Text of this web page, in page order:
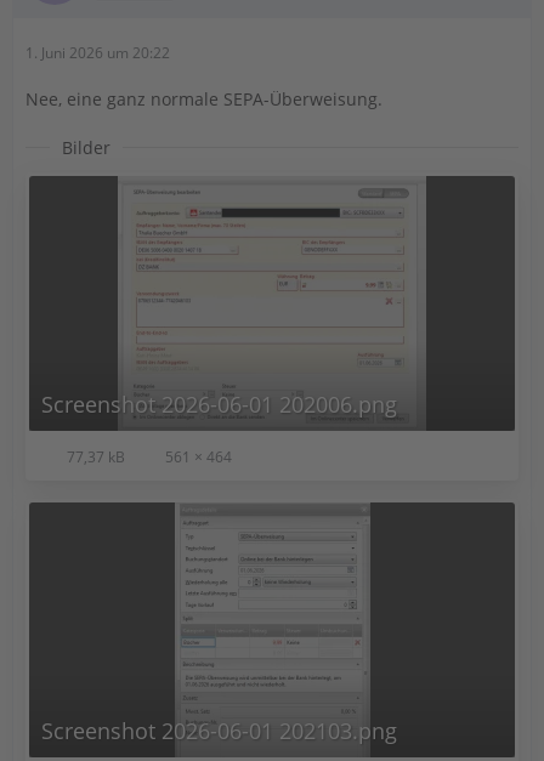
1. Juni 2026 um 20:22
Nee, eine ganz normale SEPA-Überweisung.
Bilder
Screenshot 2026-06-01 202006.png
77,37 kB 561 × 464
Screenshot 2026-06-01 202103.png